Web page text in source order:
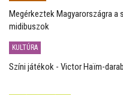
Megérkeztek Magyarországra
midibuszok
KULTÚRA
Színi játékok - Victor Haïm-